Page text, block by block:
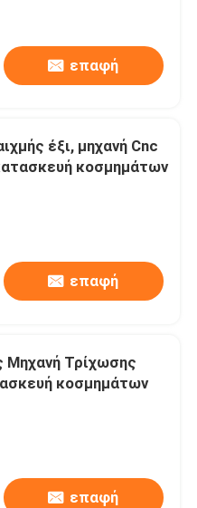
επαφή
έξι, μηχανή Cnc
κοσμημάτων
επαφή
Μηχανή Τρίχωσης
κοσμημάτων
επαφή